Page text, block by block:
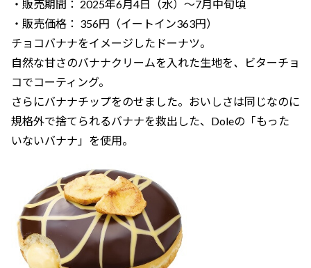
・販売期間： 2025年6月4日（水）～7月中旬頃
・販売価格： 356円（イートイン363円）
チョコバナナをイメージしたドーナツ。
自然な甘さのバナナクリームを入れた生地を、
ビターチョ
コでコーティング。
さらにバナナチップをのせました。おいしさは同じなのに
規格外で捨てられるバナナを救出した、Doleの「もった
いないバナナ」を使用。